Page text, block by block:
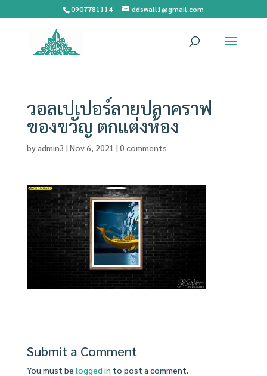
0907781114 ddswall1@gmail.com
วอลเปเปอร์ลายปลาคราฟ
ของขวัญ ตกแต่งห้อง
byadmin3 | Nov 6, 2021 | 0 comments
Submit a Comment
You must be logged in to post a comment.